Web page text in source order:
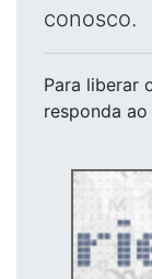
conosco.
Para liberar
responda